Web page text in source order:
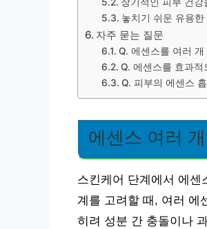
놓치기 쉬운 유용한
자주 묻는 질문
Q. 에센스를 여러
Q. 에센스를 효과
Q. 피부의 에센스
에센스 여러
스킨케어 단계에서 에
계를 고려할 때, 여러 에
히려 성분 간 충돌이나